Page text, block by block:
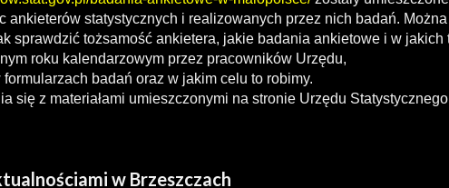
ankieterów statystycznych i realizowanych przez nich badań.
sprawdzić tożsamość ankietera, jakie badania ankietowe i w jakich
roku kalendarzowym przez pracowników Urzędu,
badań oraz w jakim celu to robimy.
się z materiałami umieszczonymi na stronie Urzędu Statystycznego
w Brzeszczach